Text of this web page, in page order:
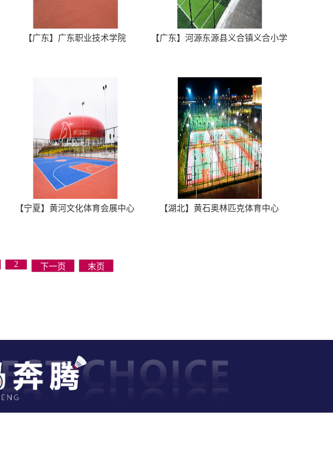
【广东】广东职业技术学院 【广东】河源东源县义合镇义合小学
【宁夏】黄河文化体育会展中心 【湖北】黄石奥林匹克体育中心
2 下一页 末页